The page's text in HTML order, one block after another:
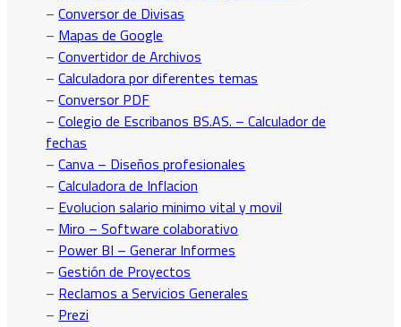
–Conversor de Divisas
– Mapas de Google
–Convertidor de Archivos
–Calculadora por diferentes temas
–Conversor PDF
–Colegio de Escribanos BS.AS. – Calculador de
fechas
–Canva – Diseños profesionales
–Calculadora de Inflacion
– Evolucion salario minimo vital y movil
– Miro – Software colaborativo
– Power BI – Generar Informes
–Gestión de Proyectos
– Reclamos a Servicios Generales
– Prezi